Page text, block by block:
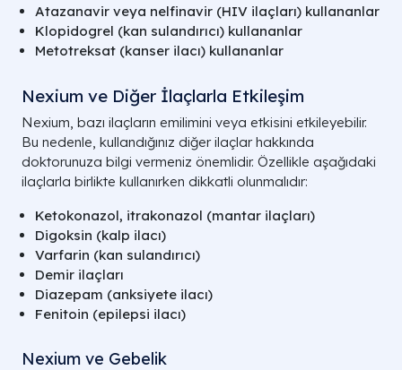
Atazanavir veya nelfinavir (HIV ilaçları) kullananlar
Klopidogrel (kan sulandırıcı) kullananlar
Metotreksat (kanser ilacı) kullananlar
Nexium ve Diğer İlaçlarla Etkileşim
Nexium, bazı ilaçların emilimini veya etkisini etkileyebilir.
Bu nedenle, kullandığınız diğer ilaçlar hakkında
doktorunuza bilgi vermeniz önemlidir. Özellikle aşağıdaki
ilaçlarla birlikte kullanırken dikkatli olunmalıdır:
Ketokonazol, itrakonazol (mantar ilaçları)
Digoksin (kalp ilacı)
Varfarin (kan sulandırıcı)
Demir ilaçları
Diazepam (anksiyete ilacı)
Fenitoin (epilepsi ilacı)
Nexium ve Gebelik